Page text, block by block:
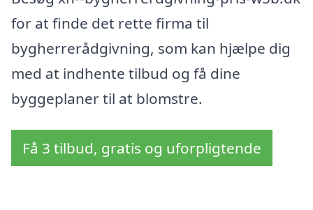
for at finde det rette firma til
bygherrerådgivning, som kan hjælpe dig
med at indhente tilbud og få dine
byggeplaner til at blomstre.
Få 3 tilbud, gratis og uforpligtende